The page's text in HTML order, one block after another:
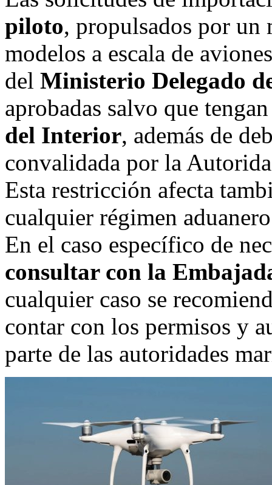
piloto, propulsados por
modelos a escala de
del Ministerio Delegado
aprobadas salvo que
del Interior, además de
convalidada por la
Esta restricción afecta
cualquier régimen
En el caso específico de
consultar con la
cualquier caso se
contar con los permisos y
parte de las autoridades